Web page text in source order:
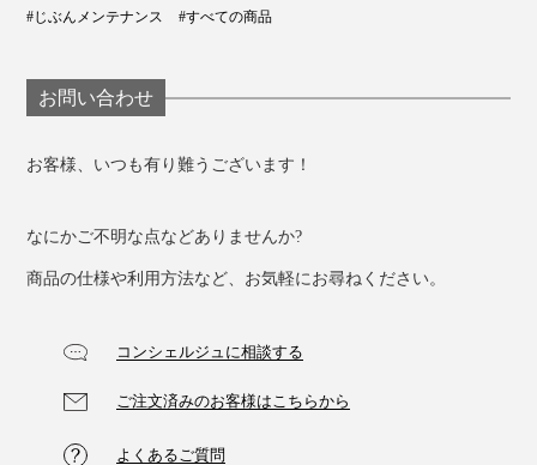
筒形のパッケージもおしゃれなので、大切な方へのギフ
#じぶんメンテナンス
#すべての商品
お問い合わせ
お客様、いつも有り難うございます！
なにかご不明な点などありませんか?
商品の仕様や利用方法など、お気軽にお尋ねください。
コンシェルジュに相談する
ご注文済みのお客様はこちらから
よくあるご質問